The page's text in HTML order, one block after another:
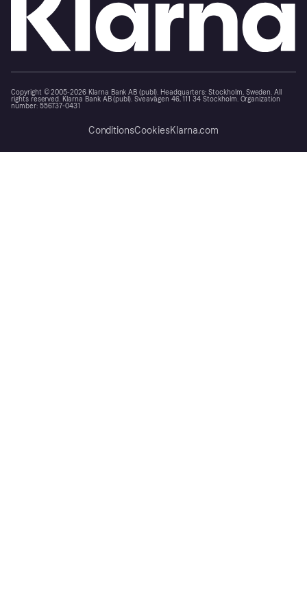
Copyright © 2005-2026 Klarna Bank AB (publ). Headquarters: Stockholm, Sweden. All
rights reserved. Klarna Bank AB (publ). Sveavägen 46, 111 34 Stockholm. Organization
number: 556737-0431
ConditionsCookiesKlarna.com